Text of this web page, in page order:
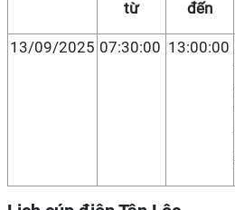
từ
đến
13/09/2025 07:30:00 13:00:00